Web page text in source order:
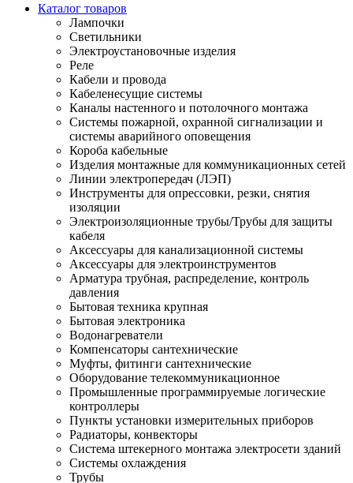
Каталог товаров
Лампочки
Светильники
Электроустановочные изделия
Реле
Кабели и провода
Кабеленесущие системы
Каналы настенного и потолочного монтажа
Системы пожарной, охранной сигнализации и
системы аварийного оповещения
Короба кабельные
Изделия монтажные для коммуникационных сетей
Линии электропередач (ЛЭП)
Инструменты для опрессовки, резки, снятия
изоляции
Электроизоляционные трубы/Трубы для защиты
кабеля
Аксессуары для канализационной системы
Аксессуары для электроинструментов
Арматура трубная, распределение, контроль
давления
Бытовая техника крупная
Бытовая электроника
Водонагреватели
Компенсаторы сантехнические
Муфты, фитинги сантехнические
Оборудование телекоммуникационное
Промышленные программируемые логические
контроллеры
Пункты установки измерительных приборов
Радиаторы, конвекторы
Система штекерного монтажа электросети зданий
Системы охлаждения
Трубы